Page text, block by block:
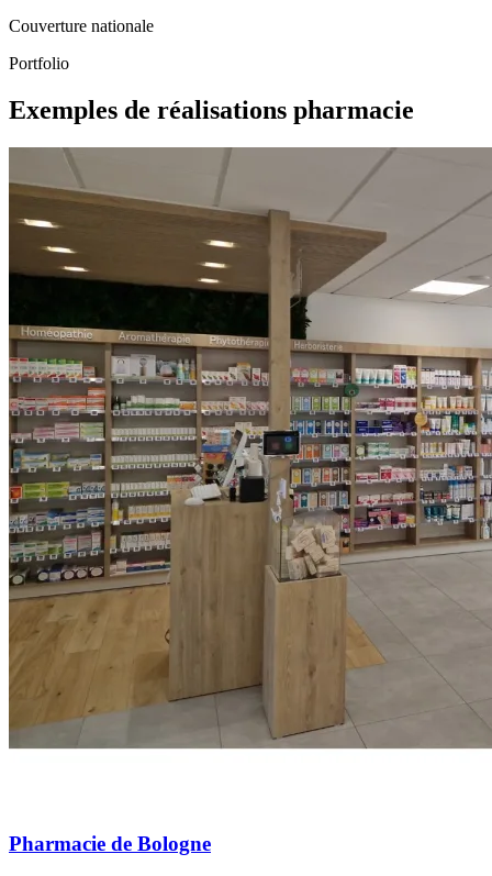
Couverture nationale
Portfolio
Exemples de réalisations pharmacie
Pharmacie de Bologne